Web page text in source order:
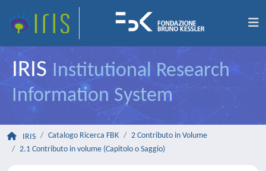
IRIS Institutional Research
Information System
IRIS Catalogo Ricerca FBK
2 Contributo in Volume
2.1 Contributo in volume (Capitolo o Saggio)